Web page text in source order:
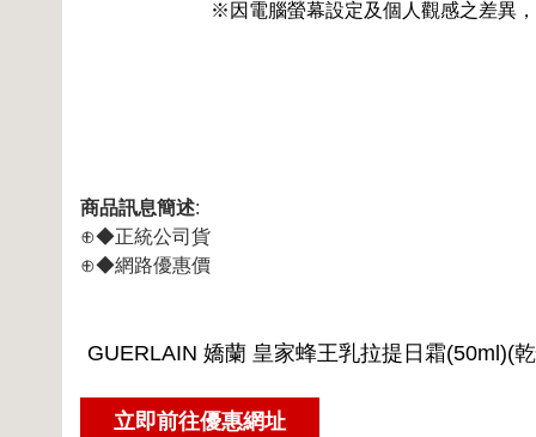
※因電腦螢幕設定及個人觀感之差異
商品訊息簡述:
⊕◆正統公司貨
⊕◆網路優惠價